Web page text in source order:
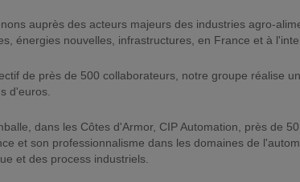
auprès des acteurs majeurs des industries agro-
énergies nouvelles, infrastructures, en France et à
de près de 500 collaborateurs, notre groupe réalise
d'euros.
dans les Côtes d'Armor, CIP Automation, près de
et son professionnalisme dans les domaines de
et des process industriels.